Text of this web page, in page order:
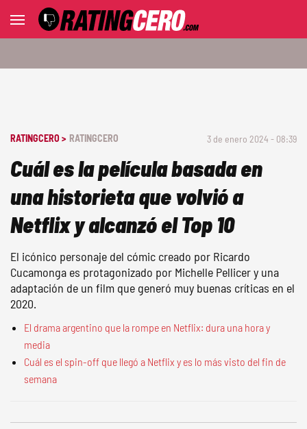
RATINGCERO > RATINGCERO 3 de enero 2024 - 08:39
Cuál es la película basada en
una historieta que volvió a
Netflix y alcanzó el Top 10
El icónico personaje del cómic creado por Ricardo
Cucamonga es protagonizado por Michelle Pellicer y una
adaptación de un film que generó muy buenas críticas en el
2020.
El drama argentino que la rompe en Netflix: dura una hora y
media
Cuál es el spin-off que llegó a Netflix y es lo más visto del fin de
semana